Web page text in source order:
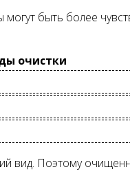
быть более
очистки
вид. Поэтому